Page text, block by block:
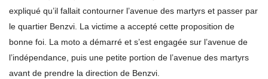
expliqué qu’il fallait contourner l’avenue des martyrs et passer par
le quartier Benzvi. La victime a accepté cette proposition de
bonne foi. La moto a démarré et s’est engagée sur l’avenue de
l’indépendance, puis une petite portion de l’avenue des martyrs
avant de prendre la direction de Benzvi.